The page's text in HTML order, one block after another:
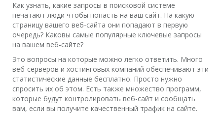
Как узнать, какие запросы в поисковой системе
печатают люди чтобы попасть на ваш сайт. На какую
страницу вашего веб-сайта они попадают в первую
очередь? Каковы самые популярные ключевые запросы
на вашем веб-сайте?
Это вопросы на которые можно легко ответить. Много
веб-серверов и хостинговых компаний обеспечивают эти
статистические данные бесплатно. Просто нужно
спросить их об этом. Есть также множество программ,
которые будут контролировать веб-сайт и сообщать
вам, если вы получите качественный трафик на сайте.